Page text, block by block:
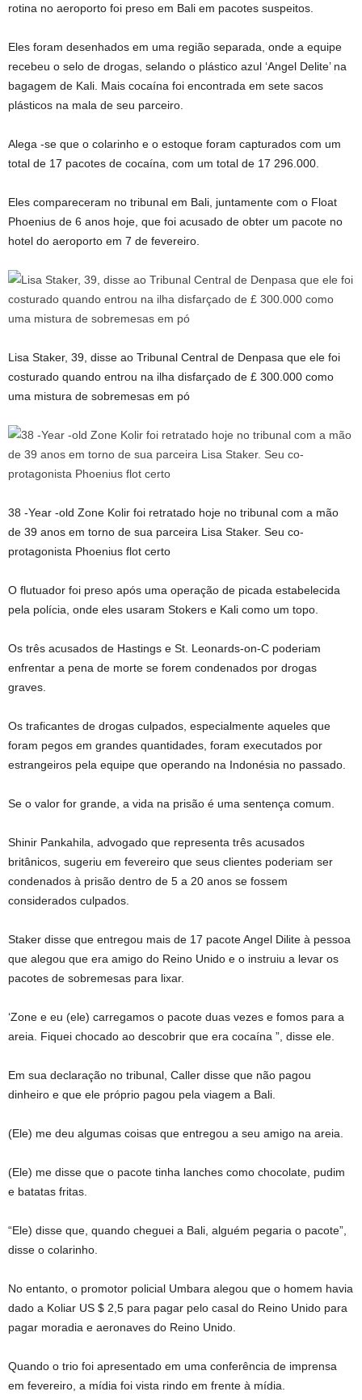
rotina no aeroporto foi preso em Bali em pacotes suspeitos.
Eles foram desenhados em uma região separada, onde a equipe
recebeu o selo de drogas, selando o plástico azul ‘Angel Delite’ na
bagagem de Kali. Mais cocaína foi encontrada em sete sacos
plásticos na mala de seu parceiro.
Alega -se que o colarinho e o estoque foram capturados com um
total de 17 pacotes de cocaína, com um total de 17 296.000.
Eles compareceram no tribunal em Bali, juntamente com o Float
Phoenius de 6 anos hoje, que foi acusado de obter um pacote no
hotel do aeroporto em 7 de fevereiro.
Lisa Staker, 39, disse ao Tribunal Central de Denpasa que ele foi
costurado quando entrou na ilha disfarçado de £ 300.000 como
uma mistura de sobremesas em pó
38 -Year -old Zone Kolir foi retratado hoje no tribunal com a mão
de 39 anos em torno de sua parceira Lisa Staker. Seu co-
protagonista Phoenius flot certo
O flutuador foi preso após uma operação de picada estabelecida
pela polícia, onde eles usaram Stokers e Kali como um topo.
Os três acusados ​​de Hastings e St. Leonards-on-C poderiam
enfrentar a pena de morte se forem condenados por drogas
graves.
Os traficantes de drogas culpados, especialmente aqueles que
foram pegos em grandes quantidades, foram executados por
estrangeiros pela equipe que operando na Indonésia no passado.
Se o valor for grande, a vida na prisão é uma sentença comum.
Shinir Pankahila, advogado que representa três acusados ​​
britânicos, sugeriu em fevereiro que seus clientes poderiam ser
condenados à prisão dentro de 5 a 20 anos se fossem
considerados culpados.
Staker disse que entregou mais de 17 pacote Angel Dilite à pessoa
que alegou que era amigo do Reino Unido e o instruiu a levar os
pacotes de sobremesas para lixar.
‘Zone e eu (ele) carregamos o pacote duas vezes e fomos para a
areia. Fiquei chocado ao descobrir que era cocaína ”, disse ele.
Em sua declaração no tribunal, Caller disse que não pagou
dinheiro e que ele próprio pagou pela viagem a Bali.
(Ele) me deu algumas coisas que entregou a seu amigo na areia.
(Ele) me disse que o pacote tinha lanches como chocolate, pudim
e batatas fritas.
“Ele) disse que, quando cheguei a Bali, alguém pegaria o pacote”,
disse o colarinho.
No entanto, o promotor policial Umbara alegou que o homem havia
dado a Koliar US $ 2,5 para pagar pelo casal do Reino Unido para
pagar moradia e aeronaves do Reino Unido.
Quando o trio foi apresentado em uma conferência de imprensa
em fevereiro, a mídia foi vista rindo em frente à mídia.